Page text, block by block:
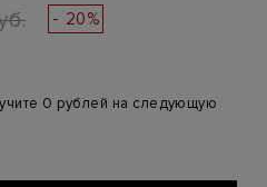
- 20%
0 рублей на следующую